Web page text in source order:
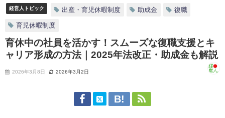
経営人トピック 出産・育児休暇制度 助成金 復職
育児休暇制度
育休中の社員を活かす！スムーズな復職支援とキ
ャリア形成の方法｜2025年法改正・助成金も解説
2026年3月8日 2026年3月2日